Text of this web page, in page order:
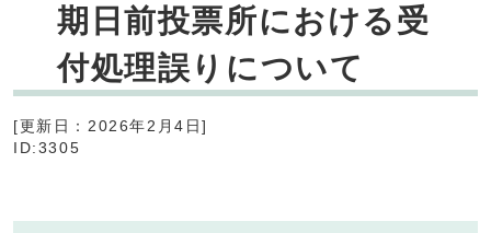
期日前投票所における受
付処理誤りについて
[更新日：2026年2月4日]
ID:3305